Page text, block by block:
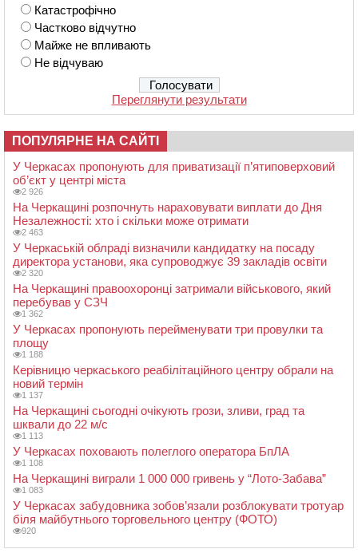
Катастрофічно
Частково відчутно
Майже не впливають
Не відчуваю
Переглянути результати
ПОПУЛЯРНЕ НА САЙТІ
У Черкасах пропонують для приватизації п’ятиповерховий
об’єкт у центрі міста
2 926
На Черкащині розпочнуть нараховувати виплати до Дня
Незалежності: хто і скільки може отримати
2 463
У Черкаській облраді визначили кандидатку на посаду
директора установи, яка супроводжує 39 закладів освіти
2 320
На Черкащині правоохоронці затримали військового, який
перебував у СЗЧ
1 362
У Черкасах пропонують перейменувати три провулки та
площу
1 188
Керівницю черкаського реабілітаційного центру обрали на
новий термін
1 137
На Черкащині сьогодні очікують грози, зливи, град та
шквали до 22 м/с
1 113
У Черкасах поховають полеглого оператора БпЛА
1 108
На Черкащині виграли 1 000 000 гривень у “Лото-Забава”
1 083
У Черкасах забудовника зобов’язали розблокувати тротуар
біля майбутнього торговельного центру (ФОТО)
920